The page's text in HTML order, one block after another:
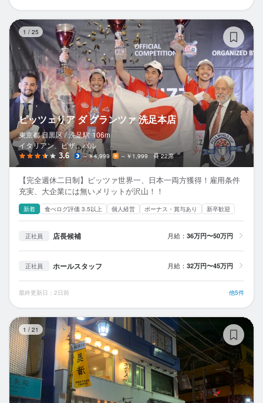
1 / 25
ピッツェリア ダ グランツァ 洗足本店
東京都 目黒区 / 洗足駅 106m
イタリアン、ピザ、バル
3.6 ～￥4,999 ～￥1,999 22席
【完全週休二日制】ピッツァ世界一、日本一両方獲得！雇用条件
充実、大企業には無いメリットが沢山！！
新着 食べログ評価 3.5以上 個人経営 ボーナス・賞与あり 新卒歓迎
正社員 店長候補 月給： 36万円〜50万円
正社員 ホールスタッフ 月給： 32万円〜45万円
最終更新日：2日前 他5件
1 / 21